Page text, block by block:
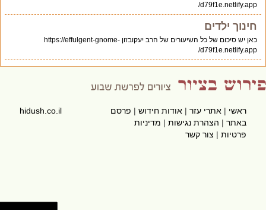
d79f1e.netlify.app/
חינוך ילדים
כאן יש סיכום של כל השיעורים של הרב יעקובזון https://effulgent-gnome-
d79f1e.netlify.app/
ראשי|אתרי עזר|אודות חידוש|פרסם
באתר|הצהרת נגישות|מדיניות
פרטיות|צור קשר
hidush.co.il